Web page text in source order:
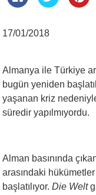
17/01/2018
Almanya ile Türkiye
bugün yeniden
yaşanan kriz
süredir yapılmıyordu.
Alman basınında
arasındaki
başlatılıyor.Die Welt